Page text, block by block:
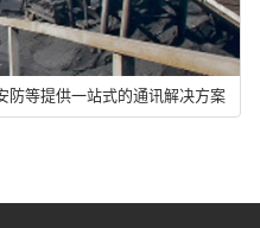
防等提供一站式的通讯解决方案